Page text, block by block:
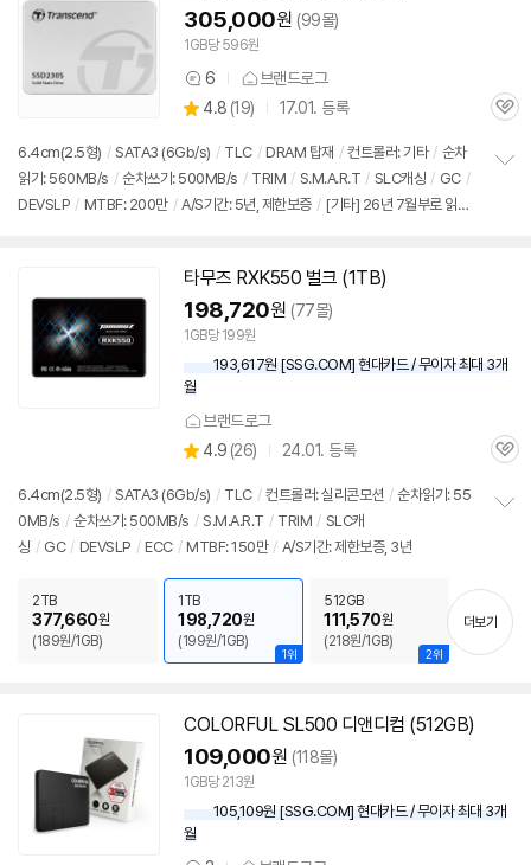
305,000원 (99몰)
1GB당 596원
상
품
견
6 브랜드로그
별
점
4.8 (상
리
뷰
19) 17.01. 등록
관
6.4cm(2.5형) / SATA3 (6Gb/s) / TLC / DRAM 탑재 / 컨트롤러: 기타 / 순차
읽기: 560MB/s / 순차쓰기: 500MB/s / TRIM / S.M.A.R.T / SLC캐싱 / GC /
DEVSLP / MTBF: 200만 / A/S기간: 5년, 제한보증 / [기타] 26년 7월부로 읽기I
타무즈 RXK550 벌크 (1TB)
198,720원 (77몰)
1GB당 199원
193,617원 [SSG.COM] 현대카드 / 무이자 최대 3개
월
브랜드로그
별
점
4.9 (상
리
뷰
26) 24.01. 등록
관
6.4cm(2.5형) / SATA3 (6Gb/s) / TLC / 컨트롤러: 실리콘모션 / 순차읽기: 55
0MB/s / 순차쓰기: 500MB/s / S.M.A.R.T / TRIM / SLC캐
싱 / GC / DEVSLP / ECC / MTBF: 150만 / A/S기간: 제한보증, 3년
기
2TB
377,660원
(189원/1GB)
1위
1TB
198,720원
(199원/1GB)
2위
512GB
111,570원
(218원/1GB)
더보기
COLORFUL SL500 디앤디컴 (512GB)
109,000원 (118몰)
1GB당 213원
105,109원 [SSG.COM] 현대카드 / 무이자 최대 3개
월